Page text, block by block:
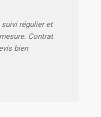
régulier et
Contrat
bien